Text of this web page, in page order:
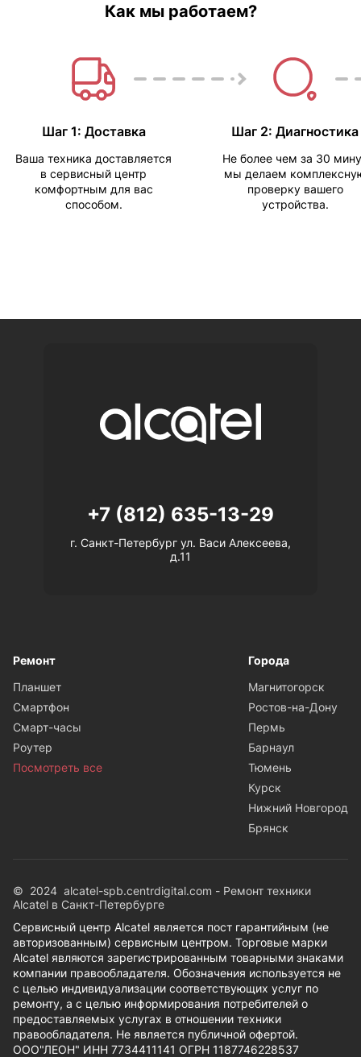
Как мы работаем?
Шаг 1: Доставка
Ваша техника доставляется
в сервисный центр
комфортным для вас
способом.
Шаг 2: Диагностика
Не более чем за 30
мы делаем
проверку вашего
устройства.
+7 (812) 635-13-29
г. Санкт-Петербург ул. Васи Алексеева,
д.11
Ремонт
Планшет
Смартфон
Смарт-часы
Роутер
Посмотреть все
Города
Магнитогорск
Ростов-на-Дону
Пермь
Барнаул
Тюмень
Курск
Нижний Новгород
Брянск
© 2024 alcatel-spb.centrdigital.com - Ремонт техники
Alcatel в Санкт-Петербурге
Сервисный центр Alcatel является пост гарантийным (не
авторизованным) сервисным центром. Торговые марки
Alcatel являются зарегистрированным товарными знаками
компании правообладателя. Обозначения используется не
с целью индивидуализации соответствующих услуг по
ремонту, а с целью информирования потребителей о
предоставляемых услугах в отношении техники
правообладателя. Не является публичной офертой.
ООО"ЛЕОН" ИНН 7734411141 ОГРН 1187746228537